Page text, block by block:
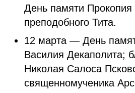
День памяти Прокопия
преподобного Тита.
12 марта — День
Василия Декаполита;
Николая Салоса
священномученика